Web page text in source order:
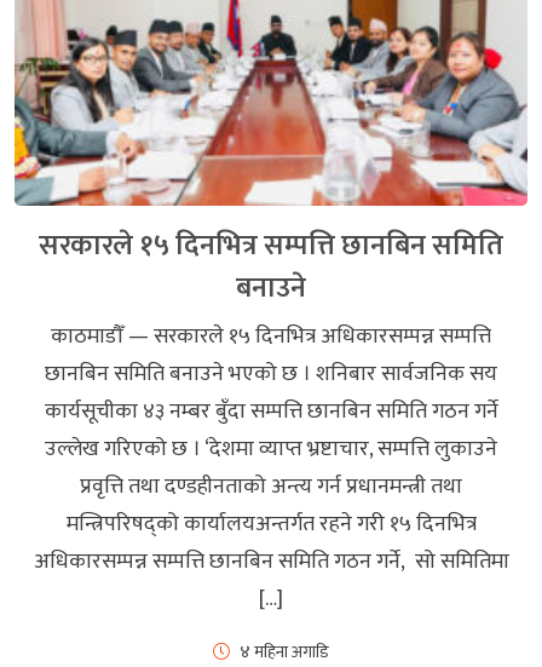
सरकारले १५ दिनभित्र सम्पत्ति छानबिन समिति
बनाउने
काठमाडौँ — सरकारले १५ दिनभित्र अधिकारसम्पन्न सम्पत्ति
छानबिन समिति बनाउने भएको छ । शनिबार सार्वजनिक सय
कार्यसूचीका ४३ नम्बर बुँदा सम्पत्ति छानबिन समिति गठन गर्ने
उल्लेख गरिएको छ । ‘देशमा व्याप्त भ्रष्टाचार, सम्पत्ति लुकाउने
प्रवृत्ति तथा दण्डहीनताको अन्त्य गर्न प्रधानमन्त्री तथा
मन्त्रिपरिषद्को कार्यालयअन्तर्गत रहने गरी १५ दिनभित्र
अधिकारसम्पन्न सम्पत्ति छानबिन समिति गठन गर्ने, सो समितिमा
[…]
४ महिना अगाडि